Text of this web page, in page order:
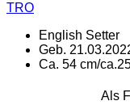
TRO
English Setter
Geb.
Ca. 54 cm/
Als